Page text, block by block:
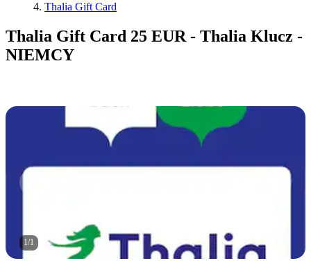
Thalia Gift Card
Thalia Gift Card 25 EUR - Thalia Klucz -
NIEMCY
1/1